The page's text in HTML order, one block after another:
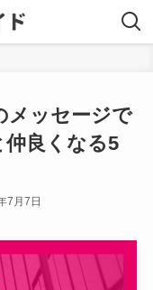
メッセージで
良くなる5
7月7日